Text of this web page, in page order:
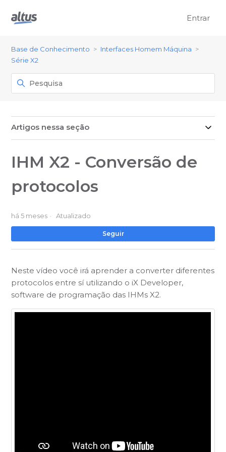
Entrar
Base de Conhecimento
Interfaces Homem Máquina
Série X2
Artigos nessa seção
IHM X2 - Conversão de
protocolos
há 5 meses Atualizado
Seguir
Neste vídeo você irá aprender a converter diferentes
protocolos entre sí utilizando o iX Developer,
software de programação das IHMs X2.